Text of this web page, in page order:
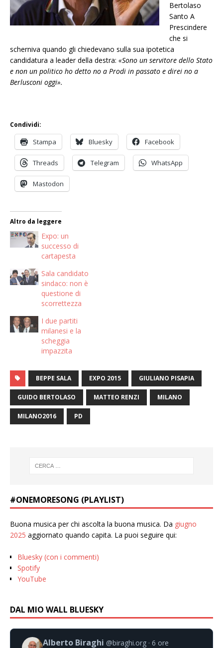
Bertolaso
Santo A
Prescindere
che si
scherniva quando gli chiedevano sulla sua ipotetica
candidatura a leader della destra: «Sono un servitore dello Stato
e non un politico ho detto no a Prodi in passato e direi no a
Berlusconi oggi».
Condividi:
Stampa Bluesky Facebook
Threads Telegram WhatsApp
Mastodon
Altro da leggere
Expo: un
successo di
cartapesta
Sala candidato
sindaco: non è
questione di
scorrettezza
I due partiti
milanesi e la
scheggia
impazzita
BEPPE SALA EXPO 2015 GIULIANO PISAPIA
GUIDO BERTOLASO MATTEO RENZI MILANO
MILANO2016 PD
#ONEMORESONG (PLAYLIST)
Buona musica per chi ascolta la buona musica. Da giugno
2025 aggiornato quando capita. La puoi seguire qui:
Bluesky (con i commenti)
Spotify
YouTube
DAL MIO WALL BLUESKY
Alberto Biraghi @biraghi.org 6 ore